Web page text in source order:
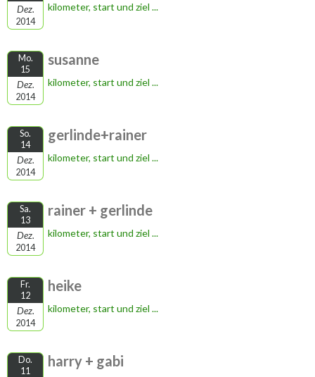
Dez.
2014
kilometer, start und ziel ...
Mo.
15
Dez.
2014
susanne
kilometer, start und ziel ...
So.
14
Dez.
2014
gerlinde+rainer
kilometer, start und ziel ...
Sa.
13
Dez.
2014
rainer + gerlinde
kilometer, start und ziel ...
Fr.
12
Dez.
2014
heike
kilometer, start und ziel ...
Do.
11
harry + gabi